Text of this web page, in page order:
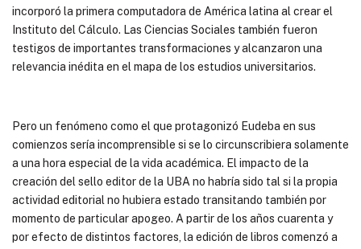
incorporó la primera computadora de América latina al crear el
Instituto del Cálculo. Las Ciencias Sociales también fueron
testigos de importantes transformaciones y alcanzaron una
relevancia inédita en el mapa de los estudios universitarios.
Pero un fenómeno como el que protagonizó Eudeba en sus
comienzos sería incomprensible si se lo circunscribiera solamente
a una hora especial de la vida académica. El impacto de la
creación del sello editor de la UBA no habría sido tal si la propia
actividad editorial no hubiera estado transitando también por
momento de particular apogeo. A partir de los años cuarenta y
por efecto de distintos factores, la edición de libros comenzó a